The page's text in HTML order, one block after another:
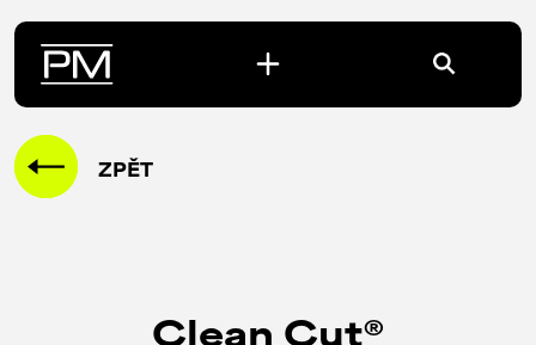
ZPĚT
Clean Cut®